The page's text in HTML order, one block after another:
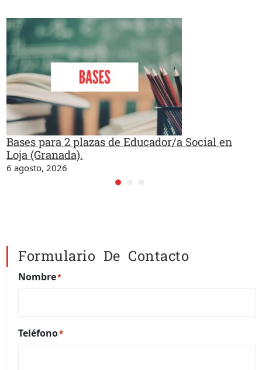
Bases para 2 plazas de Educador/a Social en
Loja (Granada).
6 agosto, 2026
Formulario De Contacto
Nombre*
Teléfono*